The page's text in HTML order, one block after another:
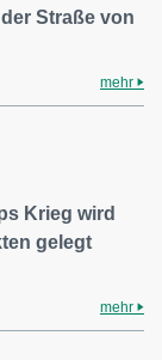
Straße von
mehr
Krieg wird
gelegt
mehr